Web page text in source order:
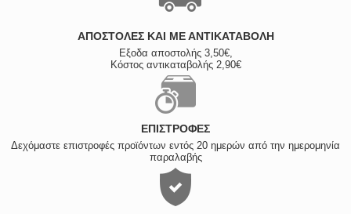
ΑΠΟΣΤΟΛΈΣ ΚΑΙ ΜΕ ΑΝΤΙΚΑΤΑΒΟΛΗ
Εξοδα αποστολής 3,50€,
Κόστος αντικαταβολής 2,90€
ΕΠΙΣΤΡΟΦΈΣ
Δεχόμαστε επιστροφές προϊόντων εντός 20 ημερών από την ημερομηνία
παραλαβής